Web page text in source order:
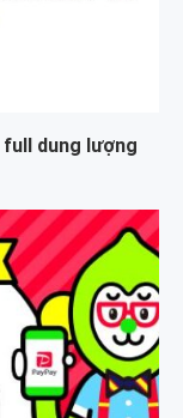
dung lượng